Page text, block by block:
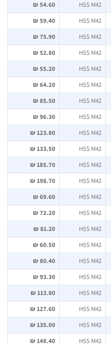
HSS M42
54.60 ₪
HSS M42
59.40 ₪
HSS M42
75.90 ₪
HSS M42
52.80 ₪
HSS M42
55.20 ₪
HSS M42
64.20 ₪
HSS M42
85.50 ₪
HSS M42
96.30 ₪
HSS M42
123.80 ₪
HSS M42
133.50 ₪
HSS M42
185.70 ₪
HSS M42
198.70 ₪
HSS M42
69.60 ₪
HSS M42
72.20 ₪
HSS M42
81.20 ₪
HSS M42
60.50 ₪
HSS M42
80.40 ₪
HSS M42
93.30 ₪
HSS M42
113.80 ₪
HSS M42
127.60 ₪
HSS M42
135.00 ₪
HSS M42
148.40 ₪